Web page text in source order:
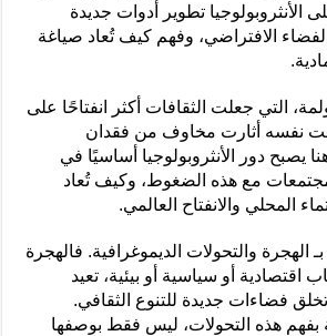
الأنثروبولوجيا تطوير أدوات جديدة
الافتراضي، وفهم كيف تُعاد صياغة
التي جعلت الثقافات أكثر انفتاحًا على
نفسه أثارت مخاوف من فقدان
يصبح دور الأنثروبولوجيا أساسيًا في
مع هذه الضغوط، وكيف تُعاد
المحلي والانفتاح العالمي.
الهجرة والتحولات الديموغرافية. فالهجرة
اقتصادية أو سياسية أو بيئية، تعيد
فضاءات جديدة للتنوع الثقافي.
بفهم هذه التحولات، ليس فقط بوصفها